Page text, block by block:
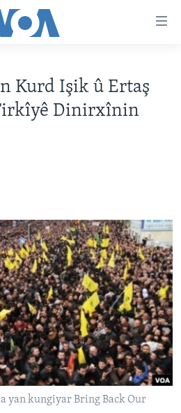
Kurd Işik û Ertaş
Dinirxînin
yan kungiyar Bring Back Our